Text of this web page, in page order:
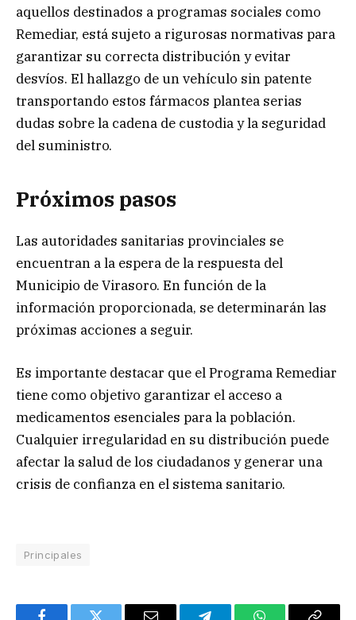
aquellos destinados a programas sociales como
Remediar, está sujeto a rigurosas normativas para
garantizar su correcta distribución y evitar
desvíos. El hallazgo de un vehículo sin patente
transportando estos fármacos plantea serias
dudas sobre la cadena de custodia y la seguridad
del suministro.
Próximos pasos
Las autoridades sanitarias provinciales se
encuentran a la espera de la respuesta del
Municipio de Virasoro. En función de la
información proporcionada, se determinarán las
próximas acciones a seguir.
Es importante destacar que el Programa Remediar
tiene como objetivo garantizar el acceso a
medicamentos esenciales para la población.
Cualquier irregularidad en su distribución puede
afectar la salud de los ciudadanos y generar una
crisis de confianza en el sistema sanitario.
Principales